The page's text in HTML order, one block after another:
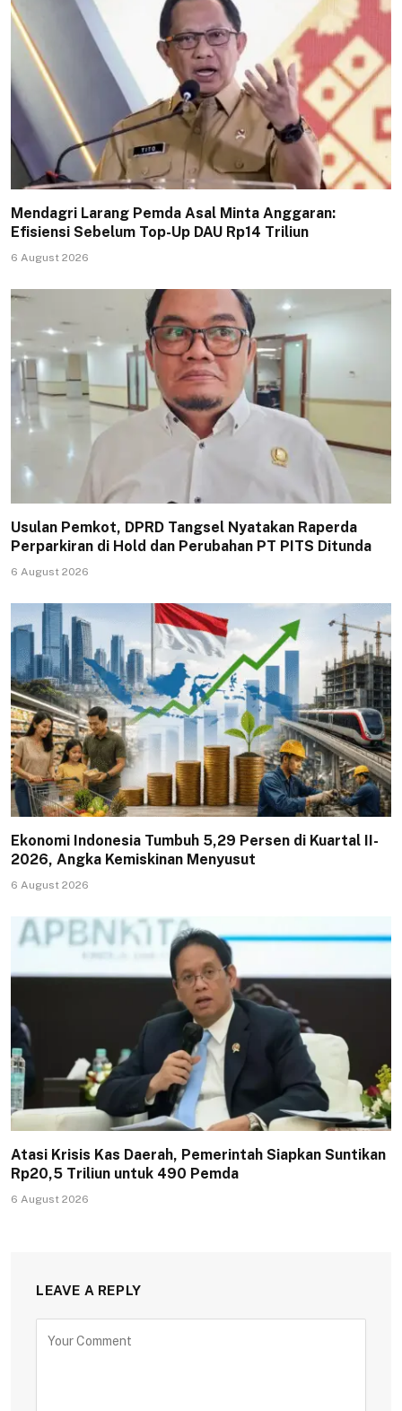
Mendagri Larang Pemda Asal Minta Anggaran:
Efisiensi Sebelum Top-Up DAU Rp14 Triliun
6 August 2026
Usulan Pemkot, DPRD Tangsel Nyatakan Raperda
Perparkiran di Hold dan Perubahan PT PITS Ditunda
6 August 2026
Ekonomi Indonesia Tumbuh 5,29 Persen di Kuartal II-
2026, Angka Kemiskinan Menyusut
6 August 2026
Atasi Krisis Kas Daerah, Pemerintah Siapkan Suntikan
Rp20,5 Triliun untuk 490 Pemda
6 August 2026
LEAVE A REPLY